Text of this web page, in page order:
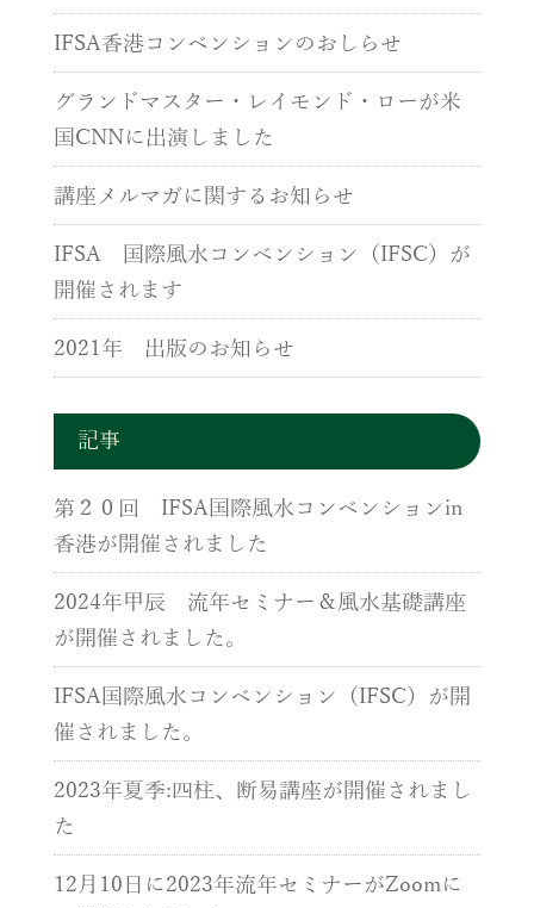
IFSA香港コンベンションのおしらせ
グランドマスター・レイモンド・ローが米
国CNNに出演しました
講座メルマガに関するお知らせ
IFSA 国際風水コンベンション（IFSC）が
開催されます
2021年 出版のお知らせ
記事
第２０回 IFSA国際風水コンベンションin
香港が開催されました
2024年甲辰 流年セミナー＆風水基礎講座
が開催されました。
IFSA国際風水コンベンション（IFSC）が開
催されました。
2023年夏季:四柱、断易講座が開催されまし
た
12月10日に2023年流年セミナーがZoomに